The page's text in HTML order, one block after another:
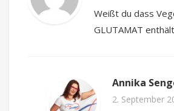
Weißt du dass
GLUTAMAT
Annika
2. September